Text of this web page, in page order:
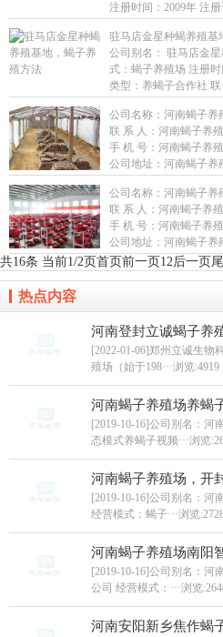
注册时间：2009年 注册
驻马店金星种蝎养殖基
公司别名： 驻马店金
式：蝎子养殖场 注册时
类型：养蝎子合作社 联
公司名称： 河南蝎子养
联 系 人： 河南蝎子养
手 机 号： 河南蝎子养
公司地址： 河南蝎子养
公司名称： 河南蝎子养
联 系 人： 河南蝎子养
手 机 号： 河南蝎子养
公司地址： 河南蝎子养
共16条 当前1/2页首页前一页12后一页
热点内容
河南登封立诚蝎子养
[2022-01-06]郑州立诚生物
殖场（始于198···浏览:4919
河南蝎子养殖场养蝎
[2019-10-16]公司别名：河
态模式养蝎子视频···浏览
河南蝎子养殖场，开
[2019-10-16]公司别名：河
经营模式：蝎子···浏览
河南蝎子养殖场南阳
[2019-10-16]公司别名：河
公司 经营模式：···浏览
河南安阳新乡焦作蝎